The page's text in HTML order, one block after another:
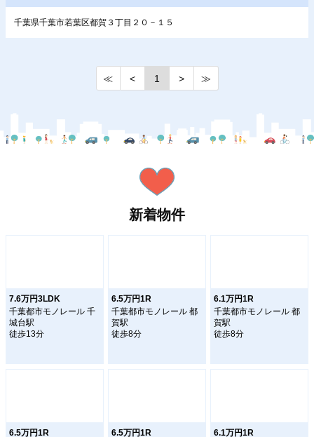
千葉県千葉市若葉区都賀３丁目２０－１５
≪ < 1 > ≫
新着物件
7.6万円3LDK
千葉都市モノレール 千
城台駅
徒歩13分
6.5万円1R
千葉都市モノレール 都
賀駅
徒歩8分
6.1万円1R
千葉都市モノレール 都
賀駅
徒歩8分
6.5万円1R 6.5万円1R 6.1万円1R